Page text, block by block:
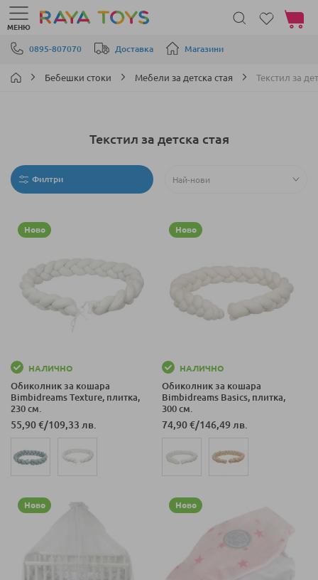
Прескачане към съдържанието
0895-807070 Доставка Магазини
МЕНЮ
Моята
Бебешки стоки Мебели за детска стая Текстил за
Текстил за детска стая
Филтри
Ново
НАЛИЧНО
Обиколник за кошара
Bimbidreams Texture, плитка,
230 см.
55,90 €/109,33 лв.
Ново
НАЛИЧНО
Обиколник за кошара
Bimbidreams Basics, плитка,
300 см.
74,90 €/146,49 лв.
Ново Ново